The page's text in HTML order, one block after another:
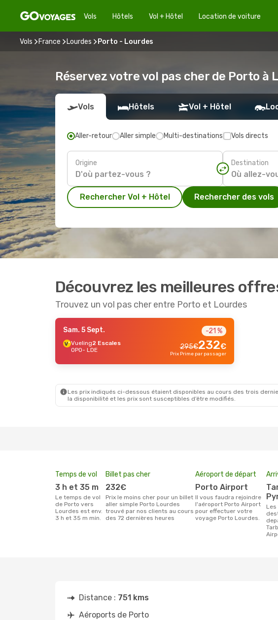
Vols Hôtels Vol + Hôtel Location de voiture
Vols France Lourdes Porto - Lourdes
Réservez votre vol pas cher de Porto à
Vols Hôtels Vol + Hôtel
Aller-retour Aller simple Multi-destinations Vols directs
Origine Destination
Rechercher Vol + Hôtel Rechercher des vols
Découvrez les meilleures
Trouvez un vol pas cher entre Porto et Lourdes
Sam. 5 Sept.
Vueling2 Escales
OPO- LDE
-21 %
295€232€
Prix Prime par passager
Les prix indiqués ci-dessous étaient disponibles au cours des trois
la disponibilité et les prix sont susceptibles d’être modifiés.
Temps de vol
3 h et 35 m
Le temps de vol
de Porto vers
Lourdes est env.
3 h et 35 m min.
Billet pas cher
232€
Prix le moins cher pour un billet
aller simple Porto Lourdes
trouvé par nos clients au cours
des 72 dernières heures
Aéroport de départ
Porto Airport
Il vous faudra rejoindre
l'aéroport Porto Airport
pour effectuer votre
voyage Porto Lourdes.
Tarbes-Lourdes-
Les vols ayant pour
Distance : 751 kms
Aéroports de Porto